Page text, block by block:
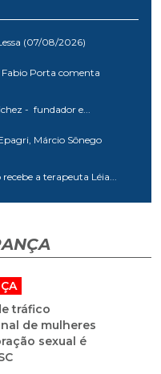
(07/08/2026)
Porta comenta
- fundador e...
Márcio Sônego
a terapeuta Léia...
tráfico
de mulheres
sexual é